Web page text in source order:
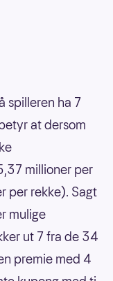
spilleren ha 7
at dersom
millioner per
per rekke). Sagt
mulige
ut 7 fra de 34
premie med 4